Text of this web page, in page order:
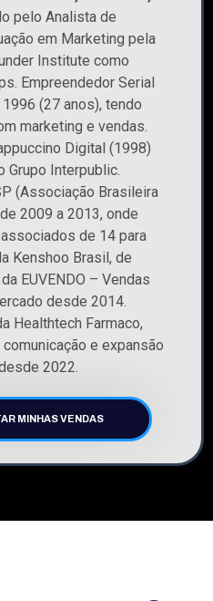
pelo Analista de
em Marketing pela
Institute como
Empreendedor Serial
(27 anos), tendo
marketing e vendas.
Digital (1998)
Grupo Interpublic.
(Associação Brasileira
2009 a 2013, onde
de 14 para
Kenshoo Brasil, de
EUVENDO – Vendas
desde 2014.
Healthtech Farmaco,
e expansão
2022.
MINHAS VENDAS